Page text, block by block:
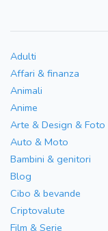
Adulti
Affari & finanza
Animali
Anime
Arte & Design & Foto
Auto & Moto
Bambini & genitori
Blog
Cibo & bevande
Criptovalute
Film & Serie